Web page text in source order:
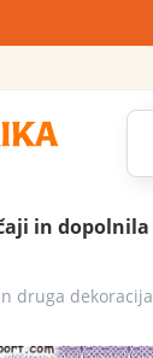
in dopolnila
druga dekoracija